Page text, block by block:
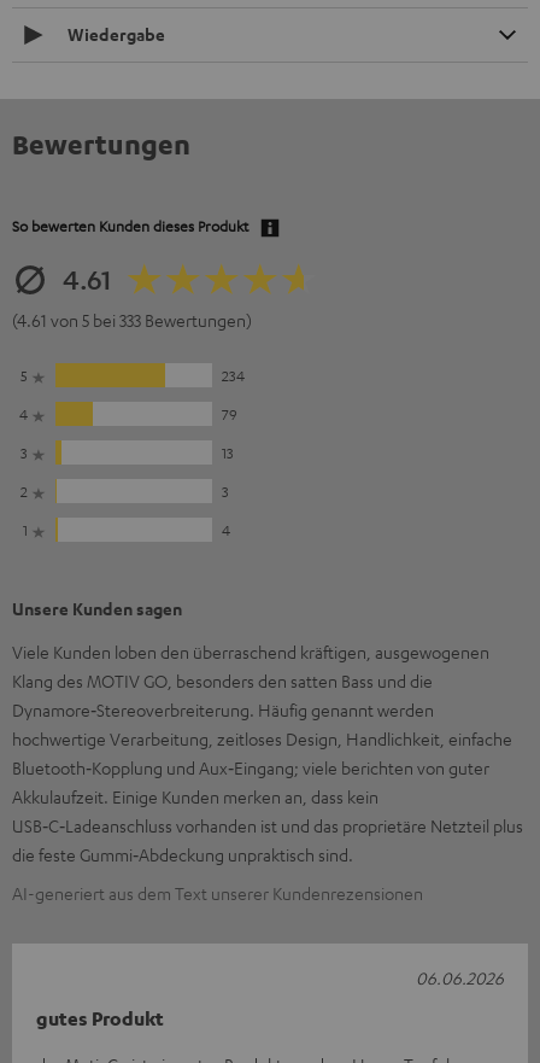
Wiedergabe
Bewertungen
So bewerten Kunden dieses Produkt
4.61
(4.61 von 5 bei 333 Bewertungen)
5
234
4
79
3
13
2
3
1
4
Unsere Kunden sagen
Viele Kunden loben den überraschend kräftigen, ausgewogenen
Klang des MOTIV GO, besonders den satten Bass und die
Dynamore‑Stereoverbreiterung. Häufig genannt werden
hochwertige Verarbeitung, zeitloses Design, Handlichkeit, einfache
Bluetooth‑Kopplung und Aux‑Eingang; viele berichten von guter
Akkulaufzeit. Einige Kunden merken an, dass kein
USB‑C‑Ladeanschluss vorhanden ist und das proprietäre Netzteil plus
die feste Gummi‑Abdeckung unpraktisch sind.
AI-generiert aus dem Text unserer Kundenrezensionen
gutes Produkt
06.06.2026